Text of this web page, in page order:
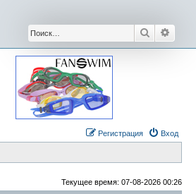
Поиск
Вход
Регистрация
Текущее время: 07-08-2026 00:26